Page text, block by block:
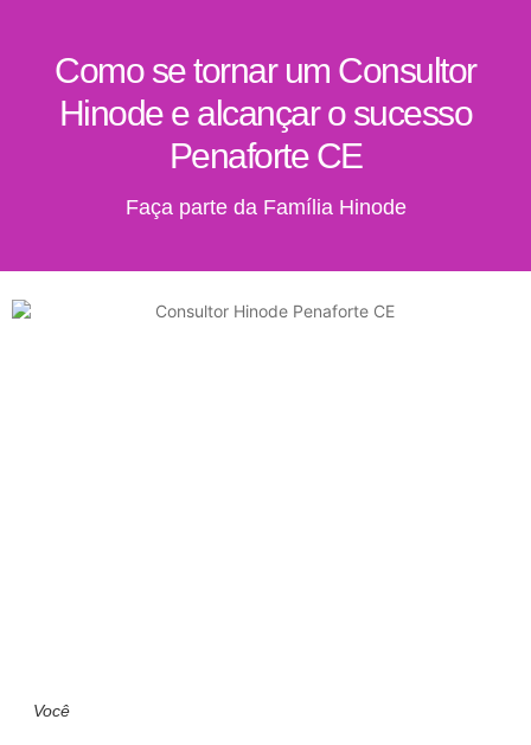
Como se tornar um Consultor
Hinode e alcançar o sucesso
Penaforte CE
Faça parte da Família Hinode
Você